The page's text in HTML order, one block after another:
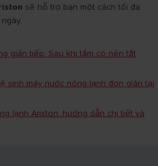
sẽ hỗ trợ bạn một cách tối đa
gián tiếp: Sau khi tắm có nên tắt
sinh máy nước nóng lạnh đơn giản tại
lạnh Ariston: hướng dẫn chi tiết và